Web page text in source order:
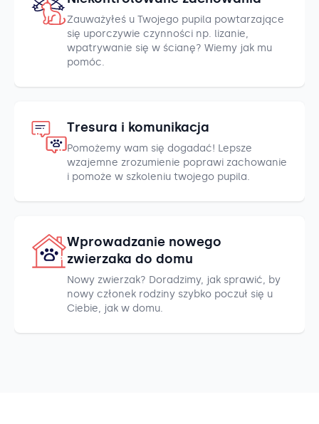
Zauważyłeś u Twojego pupila powtarzające
się uporczywie czynności np. lizanie,
wpatrywanie się w ścianę? Wiemy jak mu
pomóc.
Tresura i komunikacja
Pomożemy wam się dogadać! Lepsze
wzajemne zrozumienie poprawi zachowanie
i pomoże w szkoleniu twojego pupila.
Wprowadzanie nowego
zwierzaka do domu
Nowy zwierzak? Doradzimy, jak sprawić, by
nowy członek rodziny szybko poczuł się u
Ciebie, jak w domu.